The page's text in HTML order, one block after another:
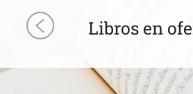
Libros en